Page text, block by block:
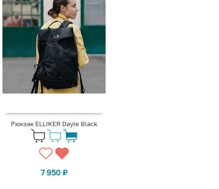
Рюкзак ELLIKER Dayle Black
7 950 ₽